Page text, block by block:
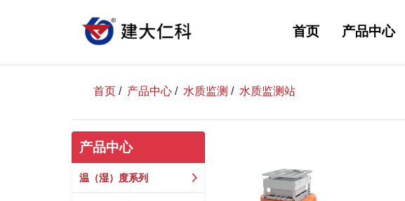
首页 产品中心
首页 / 产品中心 / 水质监测 / 水质监测站
产品中心
温（湿）度系列